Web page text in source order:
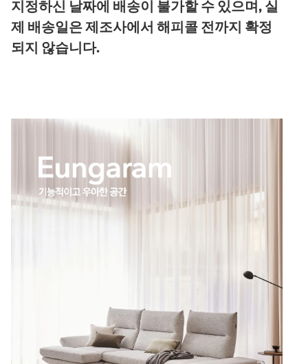
지정하신 날짜에 배송이 불가할 수 있으며, 실
제 배송일은 제조사에서 해피콜 전까지 확정
되지 않습니다.